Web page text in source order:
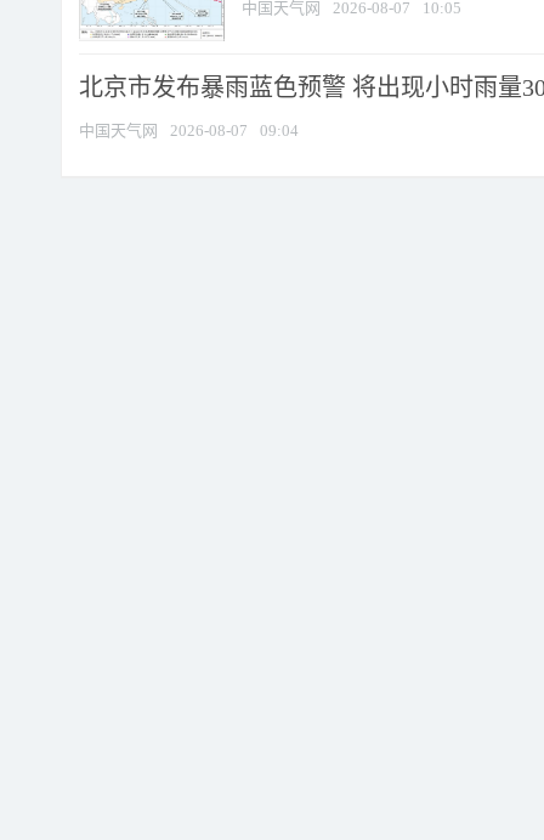
中国天气网 2026-08-07 10:05
北京市发布暴雨蓝色预警 将出现小时雨量
中国天气网 2026-08-07 09:04